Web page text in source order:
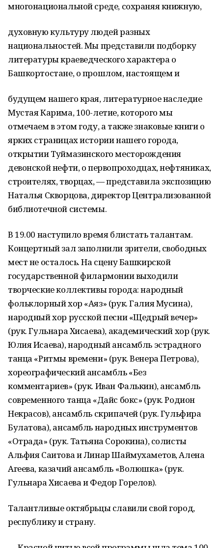
многонациональной среде, сохраняя книжную,
духовную культуру людей разных
национальностей. Мы представили подборку
литературы краеведческого характера о
Башкортостане, о прошлом, настоящем и
будущем нашего края, литературное наследие
Мустая Карима, 100-летие, которого мы
отмечаем в этом году, а также знаковые книги о
ярких страницах истории нашего города,
открытии Туймазинского месторождения
девонской нефти, о первопроходцах, нефтяниках,
строителях, творцах, — представила экспозицию
Наталья Скворцова, директор Централизованной
библиотечной системы.
В 19.00 наступило время блистать талантам.
Концертный зал заполнили зрители, свободных
мест не осталось. На сцену Башкирской
государственной филармонии выходили
творческие коллективы города: народный
фольклорный хор «Аяз» (рук. Галия Мусина),
народный хор русской песни «Щедрый вечер»
(рук. Гульнара Хисаева), академический хор (рук.
Юлия Исаева), народный ансамбль эстрадного
танца «Ритмы времени» (рук. Венера Петрова),
хореографический ансамбль «Без
комментариев» (рук. Иван Фалькин), ансамбль
современного танца «Дайс бокс» (рук. Родион
Некрасов), ансамбль скрипачей (рук. Гульфира
Булатова), ансамбль народных инструментов
«Отрада» (рук. Татьяна Сорокина), солисты
Альфия Саитова и Линар Шаймухаметов, Алена
Агеева, казачий ансамбль «Волюшка» (рук.
Гульнара Хисаева и Федор Горелов).
Талантливые октябрьцы славили свой город,
республику и страну.